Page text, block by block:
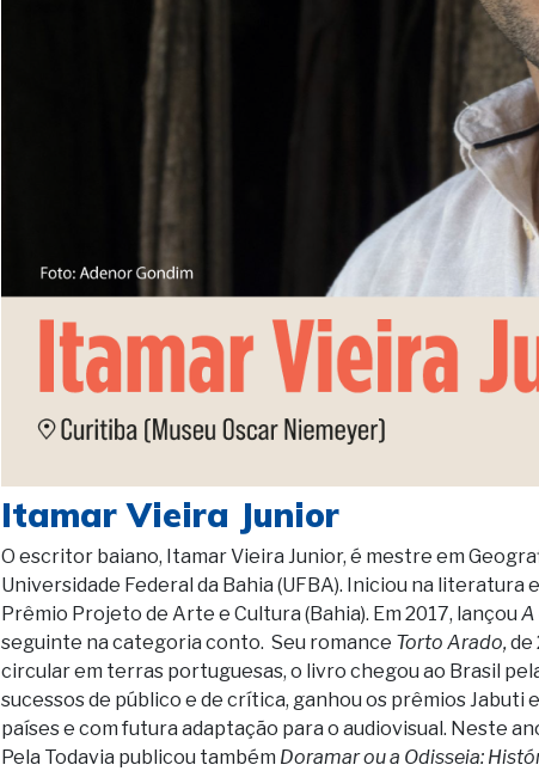
Itamar Vieira Junior
O escritor baiano, Itamar Vieira Junior, é mestre em
Universidade Federal da Bahia (UFBA). Iniciou na literatura
Prêmio Projeto de Arte e Cultura (Bahia). Em 2017, lançou A
seguinte na categoria conto. Seu romance Torto Arado,de
circular em terras portuguesas, o livro chegou ao Brasil
sucessos de público e de crítica, ganhou os prêmios Jabuti
países e com futura adaptação para o audiovisual. Neste
Pela Todavia publicou também Doramar ou a Odisseia: